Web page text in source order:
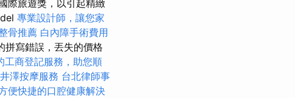
際旅遊獎，以引起精緻
del 專業設計師，讓您家
骨推薦 白內障手術費用
拼寫錯誤，丟失的價格
工商登記服務，助您順
澤按摩服務 台北律師事
便快捷的口腔健康解決